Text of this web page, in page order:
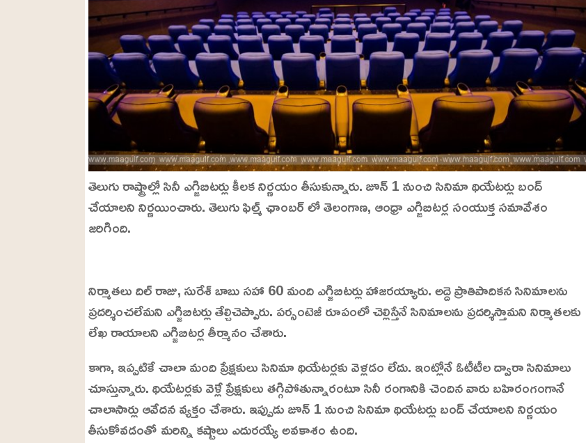
తెలుగు రాష్ట్రాల్లో సినీ ఎగ్జిబిటర్లు కీలక నిర్ణయం తీసుకున్నారు. జూన్ 1 నుంచి సినిమా థియేటర్లు బంద్
చేయాలని నిర్ణయించారు. తెలుగు ఫిల్మ్ ఛాంబర్ లో తెలంగాణ, ఆంధ్రా ఎగ్జిబిటర్ల సంయుక్త సమావేశం
జరిగింది.
U
n
u
t
e
a
d
e
d
2
4
6
3
%
నిర్మాతలు దిల్ రాజు, సురేశ్ బాబు సహా 60 మంది ఎగ్జిబిటర్లు హాజరయ్యారు. అద్దె ప్రాతిపాదికన సినిమాలను
ప్రదర్శించలేమని ఎగ్జిబిటర్లు తేల్చిచెప్పారు. పర్సంటెజీ రూపంలో చెల్లిస్తేనే సినిమాలను ప్రదర్శిస్తామని నిర్మాతలకు
లేఖ రాయాలని ఎగ్జిబిటర్ల తీర్మానం చేశారు.
కాగా, ఇప్పటికే చాలా మంది ప్రేక్షకులు సినిమా థియేటర్లకు వెళ్లడం లేదు. ఇంట్లోనే ఓటీటీల ద్వారా సినిమాలు
చూస్తున్నారు. థియేటర్లకు వెళ్లే ప్రేక్షకులు తగ్గిపోతున్నారంటూ సినీ రంగానికి చెందిన వారు బహిరంగంగానే
చాలాసార్లు ఆవేదన వ్యక్తం చేశారు. ఇప్పుడు జూన్ 1 నుంచి సినిమా థియేటర్లు బంద్ చేయాలని నిర్ణయం
తీసుకోవడంతో మరిన్ని కష్టాలు ఎదురయ్యే అవకాశం ఉంది.